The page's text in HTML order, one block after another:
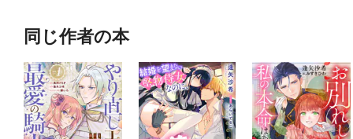
同じ作者の本